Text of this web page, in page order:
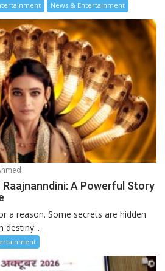
News & Entertainment
A Powerful Story
a reason. Some secrets are hidden
destiny...